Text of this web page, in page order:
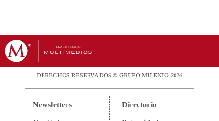
DERECHOS RESERVADOS © GRUPO MILENIO 2026
Newsletters Directorio